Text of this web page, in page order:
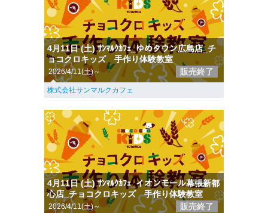
4月11日 (土) ｻﾝﾏﾙｸｶﾌｪ_ゆめタウン広島店_チ
ョコクロキッズ 手作り体験教室
2026/4/11(土)～ 販売終了
株式会社サンマルクカフェ
4月11日 (土) ｻﾝﾏﾙｸｶﾌｪ_イオンモール幕張新都
心店_チョコクロキッズ 手作り体験教室
2026/4/11(土)～ 販売終了